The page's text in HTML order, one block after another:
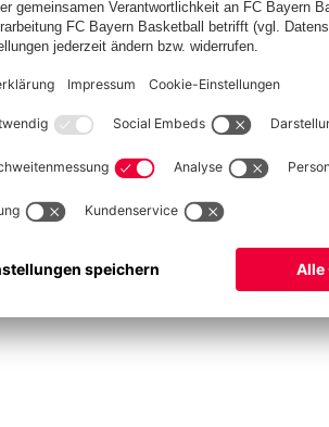
Barrierefreiheit Kinder- und Jugendschutz